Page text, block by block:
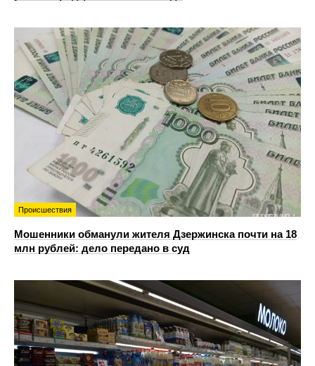
Происшествия
Мошенники обманули жителя Дзержинска почти на 18
млн рублей: дело передано в суд